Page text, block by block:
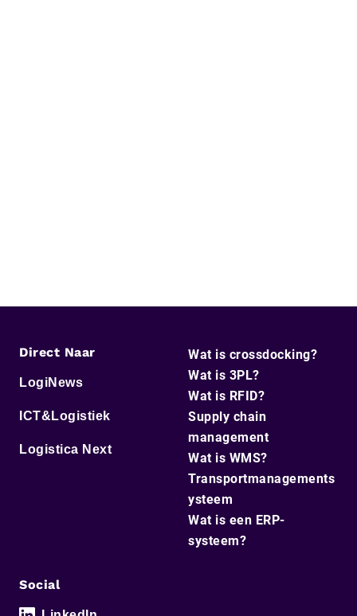
Direct Naar
LogiNews
ICT&Logistiek
Logistica Next
Wat is crossdocking?
Wat is 3PL?
Wat is RFID?
Supply chain
management
Wat is WMS?
Transportmanagements
ysteem
Wat is een ERP-
systeem?
Social